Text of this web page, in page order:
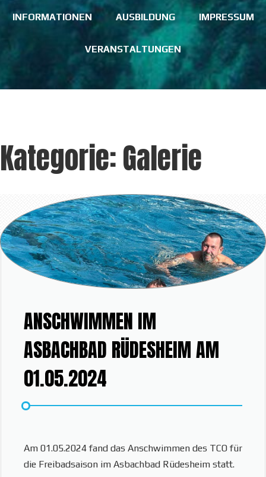
INFORMATIONEN AUSBILDUNG IMPRESSUM
VERANSTALTUNGEN
Kategorie:Galerie
ANSCHWIMMEN IM
ASBACHBAD RÜDESHEIM AM
01.05.2024
Am 01.05.2024 fand das Anschwimmen des TCO für
die Freibadsaison im Asbachbad Rüdesheim statt.